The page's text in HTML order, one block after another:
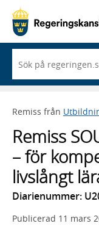
du
börjar
skriva
framträder
lista
med
sökförslag
Remiss från
Remiss
– för
livslångt
Diarienummer:
Publicerad 11 mars